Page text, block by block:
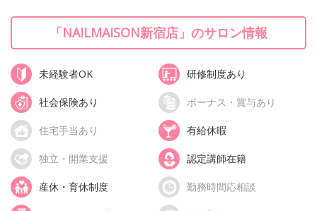
「NAILMAISON新宿店」のサロン情報
未経験者OK 研修制度あり
社会保険あり ボーナス・賞与あり
住宅手当あり 有給休暇
独立・開業支援 認定講師在籍
産休・育休制度 勤務時間応相談